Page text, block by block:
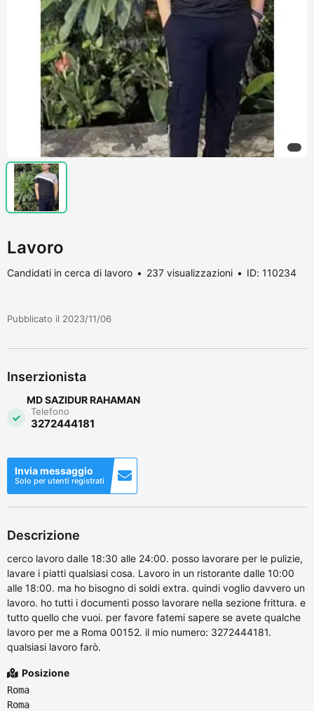
Lavoro
Candidati in cerca di lavoro 237 visualizzazioni ID: 110234
Pubblicato il 2023/11/06
Inserzionista
MD SAZIDUR RAHAMAN
Telefono
3272444181
Invia messaggio
Solo per utenti registrati
Descrizione
cerco lavoro dalle 18:30 alle 24:00. posso lavorare per le pulizie,
lavare i piatti qualsiasi cosa. Lavoro in un ristorante dalle 10:00
alle 18:00. ma ho bisogno di soldi extra. quindi voglio davvero un
lavoro. ho tutti i documenti posso lavorare nella sezione frittura. e
tutto quello che vuoi. per favore fatemi sapere se avete qualche
lavoro per me a Roma 00152. il mio numero: 3272444181.
qualsiasi lavoro farò.
Posizione
Roma
Roma